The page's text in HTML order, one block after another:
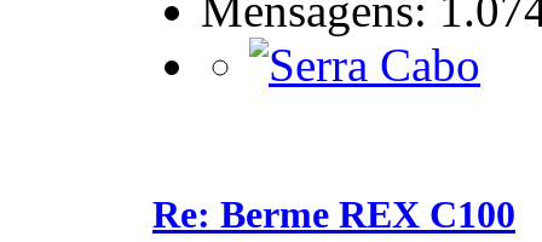
Re: Berme REX C100